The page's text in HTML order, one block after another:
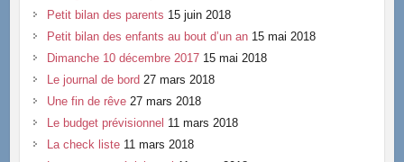
Petit bilan des parents 15 juin 2018
Petit bilan des enfants au bout d’un an 15 mai 2018
Dimanche 10 décembre 2017 15 mai 2018
Le journal de bord 27 mars 2018
Une fin de rêve 27 mars 2018
Le budget prévisionnel 11 mars 2018
La check liste 11 mars 2018